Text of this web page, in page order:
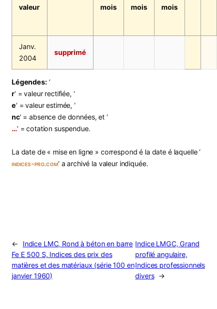
valeur
mois
mois
mois
Janv.
2004
supprimé
Légendes:‘
r‘ = valeur rectifiée, ‘
e‘ = valeur estimée, ‘
nc‘ = absence de données, et ‘
…‘ = cotation suspendue.
La date de « mise en ligne » correspond é la date é laquelle ‘
indices-pro.com‘ a archivé la valeur indiquée.
←
Indice LMC, Rond à béton en barre
Fe E 500 S, Indices des prix des
matières et des matériaux (série 100 en
janvier 1960)
Indice LMGC, Grand
profilé angulaire,
Indices professionnels
divers →